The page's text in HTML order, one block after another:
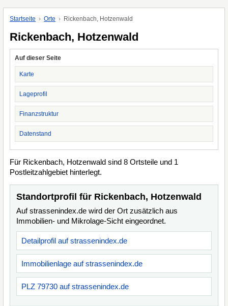
Startseite Orte Rickenbach, Hotzenwald
Rickenbach, Hotzenwald
Auf dieser Seite
Karte
Lageprofil
Finanzstruktur
Datenstand
Für Rickenbach, Hotzenwald sind 8 Ortsteile und 1
Postleitzahlgebiet hinterlegt.
Standortprofil für Rickenbach, Hotzenwald
Auf strassenindex.de wird der Ort zusätzlich aus
Immobilien- und Mikrolage-Sicht eingeordnet.
Detailprofil auf strassenindex.de
Immobilienlage auf strassenindex.de
PLZ 79730 auf strassenindex.de